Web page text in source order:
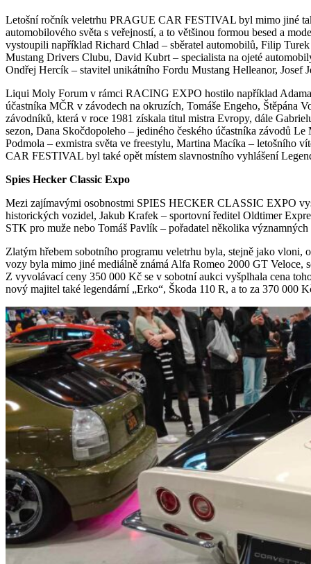
Letošní ročník veletrhu PRAGUE CAR FESTIVAL byl mimo jiné
automobilového světa s veřejností, a to většinou formou besed a
vystoupili například Richard Chlad – sběratel automobilů, Filip
Mustang Drivers Clubu, David Kubrt – specialista na ojeté
Ondřej Hercík – stavitel unikátního Fordu Mustang Helleanor, Josef
Liqui Moly Forum v rámci RACING EXPO hostilo například
účastníka MČR v závodech na okruzích, Tomáše Engeho, Štěpána
závodníků, která v roce 1981 získala titul mistra Evropy, dále
sezon, Dana Skočdopoleho – jediného českého účastníka závodů
Podmola – exmistra světa ve freestylu, Martina Macíka – letošního
CAR FESTIVAL byl také opět místem slavnostního vyhlášení
Spies Hecker Classic Expo
Mezi zajímavými osobnostmi SPIES HECKER CLASSIC EXPO
historických vozidel, Jakub Krafek – sportovní ředitel Oldtimer
STK pro muže nebo Tomáš Pavlík – pořadatel několika
Zlatým hřebem sobotního programu veletrhu byla, stejně jako
vozy byla mimo jiné mediálně známá Alfa Romeo 2000 GT
Z vyvolávací ceny 350 000 Kč se v sobotní aukci vyšplhala cena
nový majitel také legendární „Erko“, Škoda 110 R, a to za 370 000